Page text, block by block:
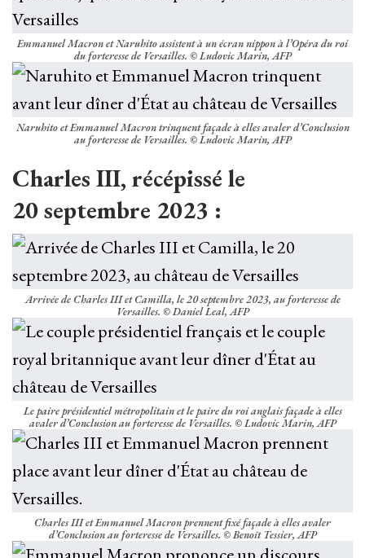
Emmanuel Macron et Naruhito assistent à un écran nippon à l’Opéra du roi
du forteresse de Versailles. © Ludovic Marin, AFP
Naruhito et Emmanuel Macron trinquent façade à elles avaler d’Conclusion
au forteresse de Versailles. © Ludovic Marin, AFP
Charles III, récépissé le
20 septembre 2023 :
Arrivée de Charles III et Camilla, le 20 septembre 2023, au forteresse de
Versailles. © Daniel Leal, AFP
Le paire présidentiel métropolitain et le paire du roi anglais façade à elles
avaler d’Conclusion au forteresse de Versailles. © Ludovic Marin, AFP
Charles III et Emmanuel Macron prennent fixé façade à elles avaler
d’Conclusion au forteresse de Versailles. © Benoît Tessier, AFP